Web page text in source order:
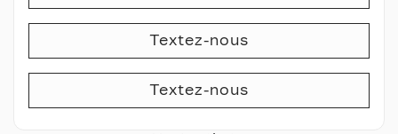
Textez-nous
Textez-nous